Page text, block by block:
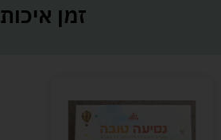
זמן איכות